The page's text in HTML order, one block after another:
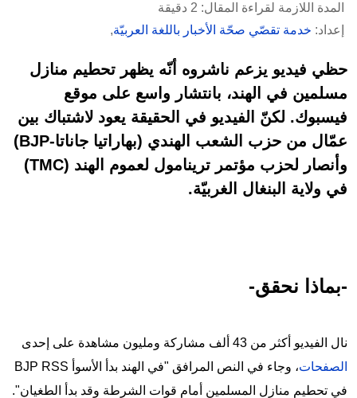
المدة اللازمة لقراءة المقال: 2 دقيقة
إعداد: خدمة تقصّي صحّة الأخبار باللغة العربيّة,
حظي فيديو يزعم ناشروه أنّه يظهر تحطيم منازل
مسلمين في الهند، بانتشار واسع على موقع
فيسبوك. لكنّ الفيديو في الحقيقة يعود لاشتباك بين
عمّال من حزب الشعب الهندي (بهاراتيا جاناتا-BJP)
وأنصار لحزب مؤتمر ترينامول لعموم الهند (TMC)
في ولاية البنغال الغربيّة.
-بماذا نحقق-
نال الفيديو أكثر من 43 ألف مشاركة ومليون مشاهدة على إحدى
الصفحات
، وجاء في النص المرافق "في الهند بدأ الأسوأ BJP RSS
في تحطيم منازل المسلمين أمام قوات الشرطة وقد بدأ الطغيان".